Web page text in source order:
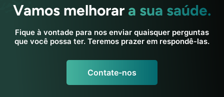
Vamos melhorar a sua saúde.
Fique à vontade para nos enviar quaisquer perguntas
que você possa ter. Teremos prazer em respondê-las.
Contate-nos